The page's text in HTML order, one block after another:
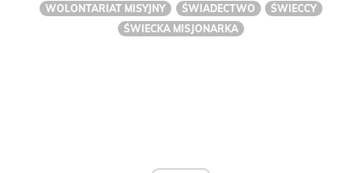
WOLONTARIAT MISYJNY
ŚWIADECTWO
ŚWIECCY
ŚWIECKA MISJONARKA